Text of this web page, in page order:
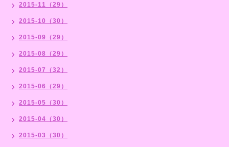
2015-11（29）
2015-10（30）
2015-09（29）
2015-08（29）
2015-07（32）
2015-06（29）
2015-05（30）
2015-04（30）
2015-03（30）